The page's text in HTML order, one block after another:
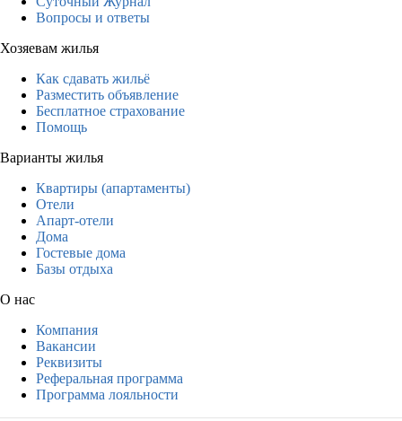
Вопросы и ответы
Хозяевам жилья
Как сдавать жильё
Разместить объявление
Бесплатное страхование
Помощь
Варианты жилья
Квартиры (апартаменты)
Отели
Апарт-отели
Дома
Гостевые дома
Базы отдыха
О нас
Компания
Вакансии
Реквизиты
Реферальная программа
Программа лояльности